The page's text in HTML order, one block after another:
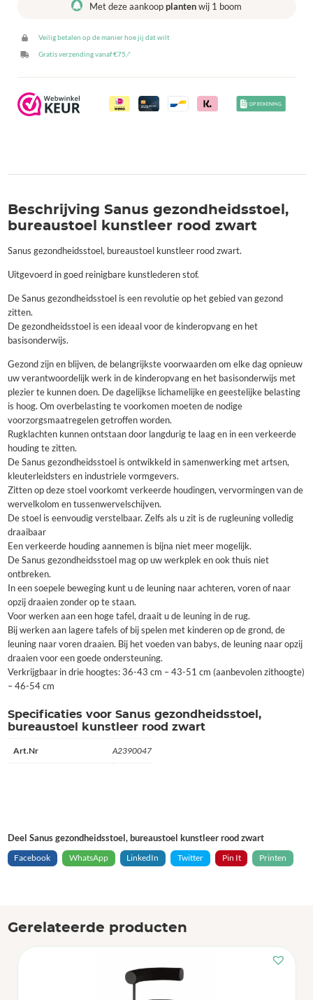
Met deze aankoopplanten wij 1 boom
Veilig betalen op de manier hoe jij dat wilt
Gratis verzending vanaf €75,-*
Beschrijving Sanus gezondheidsstoel,
bureaustoel kunstleer rood zwart
Sanus gezondheidsstoel, bureaustoel kunstleer rood zwart.
Uitgevoerd in goed reinigbare kunstlederen stof.
De Sanus gezondheidsstoel is een revolutie op het gebied van gezond
zitten.
De gezondheidsstoel is een ideaal voor de kinderopvang en het
basisonderwijs.
Gezond zijn en blijven, de belangrijkste voorwaarden om elke dag opnieuw
uw verantwoordelijk werk in de kinderopvang en het basisonderwijs met
plezier te kunnen doen. De dagelijkse lichamelijke en geestelijke belasting
is hoog. Om overbelasting te voorkomen moeten de nodige
voorzorgsmaatregelen getroffen worden.
Rugklachten kunnen ontstaan door langdurig te laag en in een verkeerde
houding te zitten.
De Sanus gezondheidsstoel is ontwikkeld in samenwerking met artsen,
kleuterleidsters en industriele vormgevers.
Zitten op deze stoel voorkomt verkeerde houdingen, vervormingen van de
wervelkolom en tussenwervelschijven.
De stoel is eenvoudig verstelbaar. Zelfs als u zit is de rugleuning volledig
draaibaar
Een verkeerde houding aannemen is bijna niet meer mogelijk.
De Sanus gezondheidsstoel mag op uw werkplek en ook thuis niet
ontbreken.
In een soepele beweging kunt u de leuning naar achteren, voren of naar
opzij draaien zonder op te staan.
Voor werken aan een hoge tafel, draait u de leuning in de rug.
Bij werken aan lagere tafels of bij spelen met kinderen op de grond, de
leuning naar voren draaien. Bij het voeden van babys, de leuning naar opzij
draaien voor een goede ondersteuning.
Verkrijgbaar in drie hoogtes: 36-43 cm – 43-51 cm (aanbevolen zithoogte)
– 46-54 cm
Specificaties voor Sanus gezondheidsstoel,
bureaustoel kunstleer rood zwart
Art.Nr A2390047
Deel Sanus gezondheidsstoel, bureaustoel kunstleer rood zwart
Facebook
WhatsApp LinkedIn Twitter Pin It Printen
Gerelateerde producten